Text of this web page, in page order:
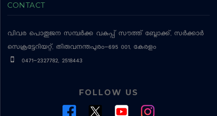
CONTACT
വിവര പൊതുജന സമ്പര്‍ക്ക വകുപ്പ് സൗത്ത് ബ്ലോക്ക്, സര്‍ക്കാര്‍
സെക്രട്ടേറിയറ്റ്, തിരുവനന്തപുരം-695 001, കേരളം
0471-2327782, 2518443
FOLLOW US